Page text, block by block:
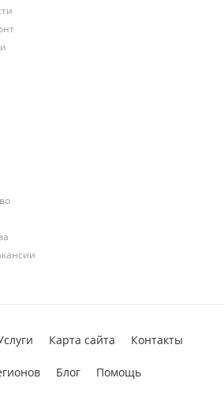
Карта сайта Контакты
Блог Помощь